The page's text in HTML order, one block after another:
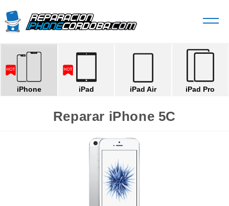
iPhone iPad iPad Air iPad Pro
Reparar iPhone 5C